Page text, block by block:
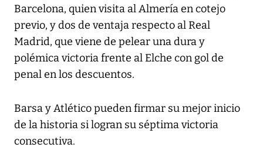
Barcelona, quien visita al Almería en cotejo
previo, y dos de ventaja respecto al Real
Madrid, que viene de pelear una dura y
polémica victoria frente al Elche con gol de
penal en los descuentos.
Barsa y Atlético pueden firmar su mejor inicio
de la historia si logran su séptima victoria
consecutiva.